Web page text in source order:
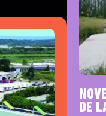
DE